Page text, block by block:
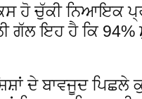
ਹੋ ਚੁੱਕੀ ਨਿਆਇਕ
ਗੱਲ ਇਹ ਹੈ ਕਿ 94%
ਦੇ ਬਾਵਜੂਦ